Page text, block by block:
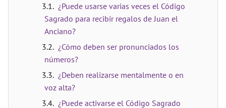
¿Puede usarse varias veces el Código
Sagrado para recibir regalos de Juan el
Anciano?
¿Cómo deben ser pronunciados los
números?
¿Deben realizarse mentalmente o en
voz alta?
¿Puede activarse el Código Sagrado